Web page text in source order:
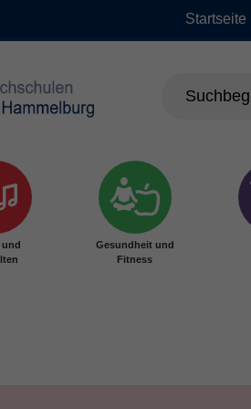
Startseite
Gesundheit und
Fitness